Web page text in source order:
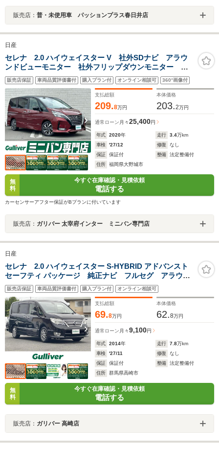
販売店： 普・未使用車 パッションプラス春日井店
日産
セレナ 2.0 ハイウェイスター V 社外SDナビ アラウ
ンドビューモニター 社外フリップダウンモニター プ
ロパイロット エマージェンシーブレーキ コーナーセ
ンサー BSM 両側電動 ETC USBポート 純正LED
ヘッドライト
販売店保証 車両品質評価書付 購入プラン付 オンライン相談可 360°画像付
支払総額
209.8万円
本体価格
203.2万円
通常ローン 月々25,400円
年式 2020年 走行 3.4万km
車検
'27/12 修復
なし
保証
保証付 整備
法定整備付
住所
福岡県大野城市
無
料
今すぐ在庫確認・見積依頼
電話する
カーセンサーアフター保証がBプランに付いています
販売店： ガリバー 太宰府インター ミニバン専門店
日産
セレナ 2.0 ハイウェイスター S-HYBRID アドバンスト
セーフティ パッケージ 純正ナビ フルセグ アラウン
ドビュモニター 両側パワースライドドア HIDヘッドラ
イト クルーズコントロール
販売店保証 車両品質評価書付 購入プラン付 オンライン相談可
支払総額
69.8万円
本体価格
62.8万円
通常ローン 月々9,100円
年式 2014年 走行 7.8万km
車検
'27/11 修復
なし
保証
保証付 整備
法定整備付
住所
群馬県高崎市
無
料
今すぐ在庫確認・見積依頼
電話する
販売店： ガリバー 高崎店